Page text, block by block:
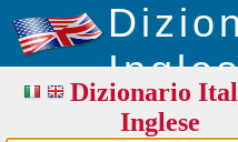
Dizionario
Inglese